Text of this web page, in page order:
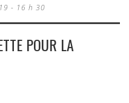
- 16 h 30
POUR LA